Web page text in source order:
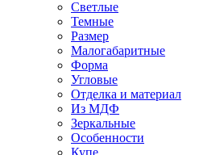
Светлые
Темные
Размер
Малогабаритные
Форма
Угловые
Отделка и материал
Из МДФ
Зеркальные
Особенности
Купе